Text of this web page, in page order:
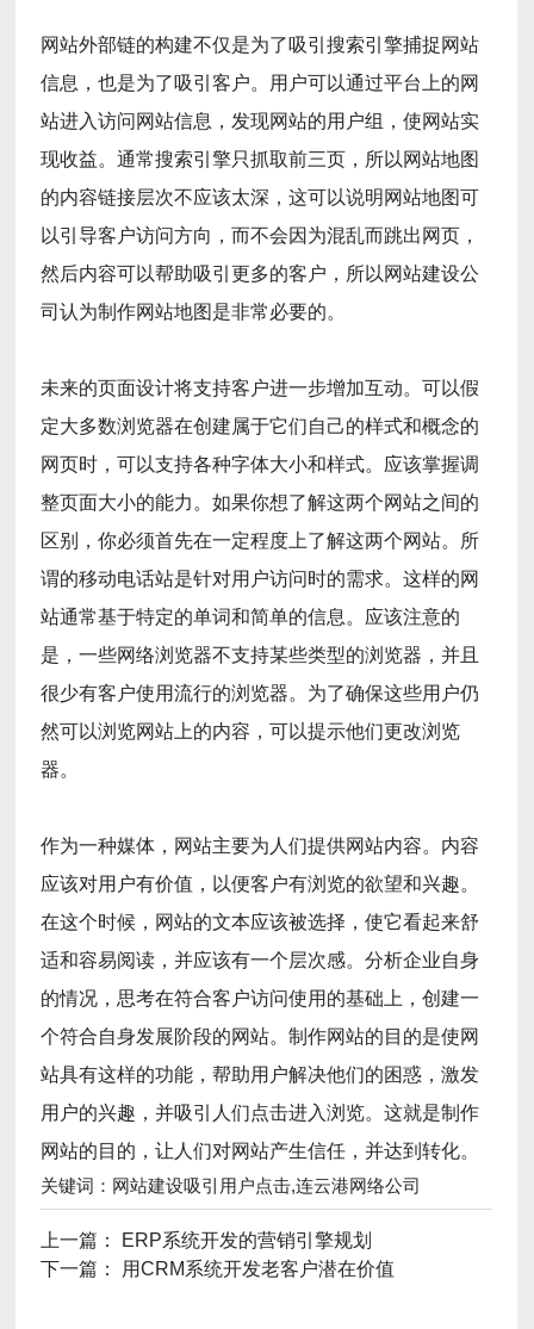
网站外部链的构建不仅是为了吸引搜索引擎捕捉网站
信息，也是为了吸引客户。用户可以通过平台上的网
站进入访问网站信息，发现网站的用户组，使网站实
现收益。通常搜索引擎只抓取前三页，所以网站地图
的内容链接层次不应该太深，这可以说明网站地图可
以引导客户访问方向，而不会因为混乱而跳出网页，
然后内容可以帮助吸引更多的客户，所以网站建设公
司认为制作网站地图是非常必要的。
未来的页面设计将支持客户进一步增加互动。可以假
定大多数浏览器在创建属于它们自己的样式和概念的
网页时，可以支持各种字体大小和样式。应该掌握调
整页面大小的能力。如果你想了解这两个网站之间的
区别，你必须首先在一定程度上了解这两个网站。所
谓的移动电话站是针对用户访问时的需求。这样的网
站通常基于特定的单词和简单的信息。应该注意的
是，一些网络浏览器不支持某些类型的浏览器，并且
很少有客户使用流行的浏览器。为了确保这些用户仍
然可以浏览网站上的内容，可以提示他们更改浏览
器。
作为一种媒体，网站主要为人们提供网站内容。内容
应该对用户有价值，以便客户有浏览的欲望和兴趣。
在这个时候，网站的文本应该被选择，使它看起来舒
适和容易阅读，并应该有一个层次感。分析企业自身
的情况，思考在符合客户访问使用的基础上，创建一
个符合自身发展阶段的网站。制作网站的目的是使网
站具有这样的功能，帮助用户解决他们的困惑，激发
用户的兴趣，并吸引人们点击进入浏览。这就是制作
网站的目的，让人们对网站产生信任，并达到转化。
关键词：网站建设吸引用户点击,连云港网络公司
上一篇： ERP系统开发的营销引擎规划
下一篇： 用CRM系统开发老客户潜在价值